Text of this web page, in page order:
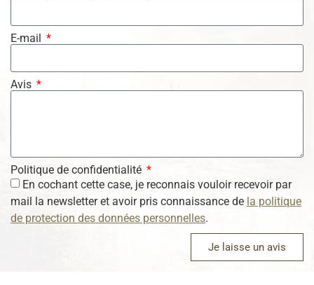
E-mail
Avis
Politique de confidentialité
En cochant cette case, je reconnais vouloir recevoir par
mail la newsletter et avoir pris connaissance de la politique
de protection des données personnelles.
Je laisse un avis